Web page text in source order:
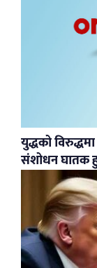
युद्धको
संशोधन घातक